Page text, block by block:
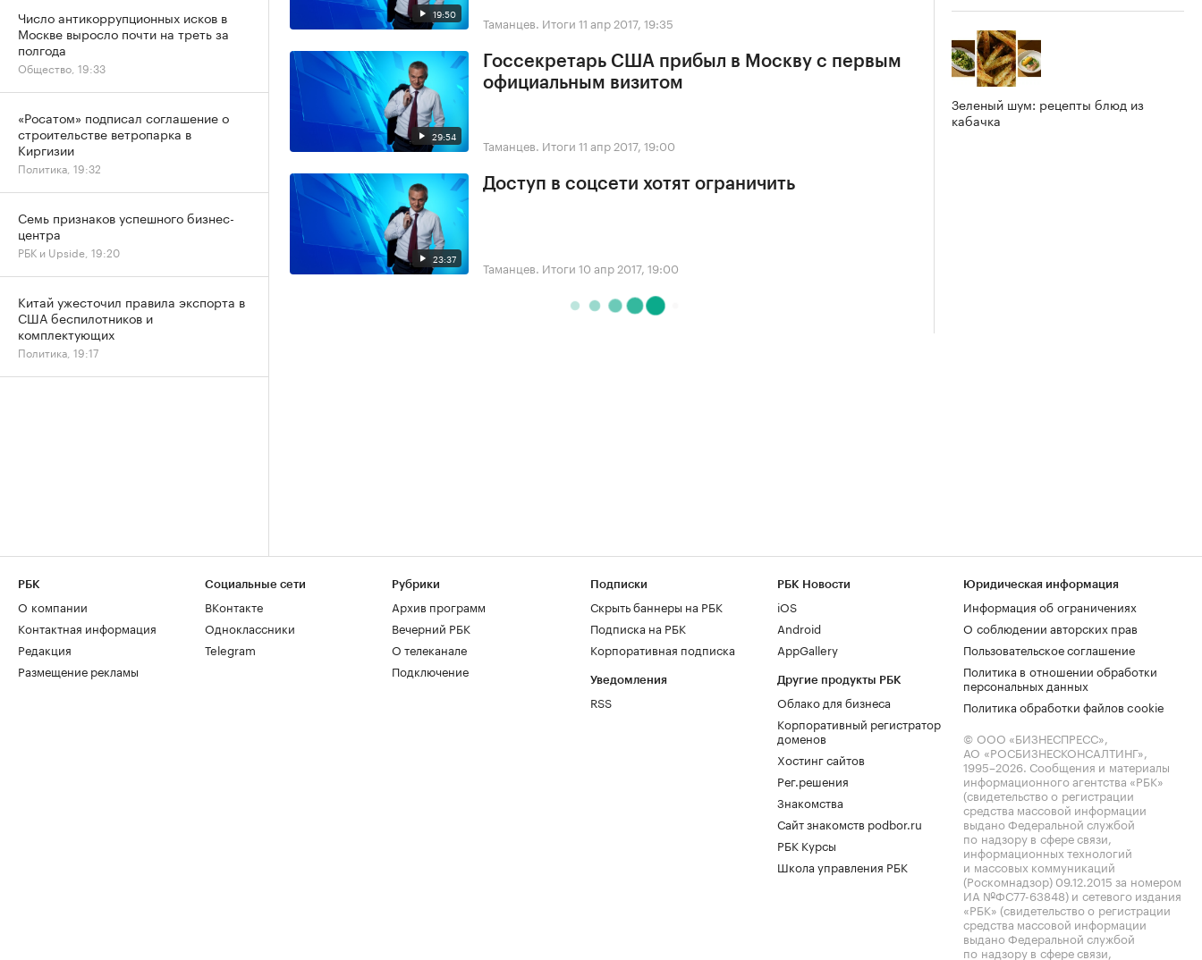
19:50 Таманцев. Итоги 11 апр 2017, 19:35
29:54
Госсекретарь США прибыл в Москву с первым
официальным визитом
Таманцев. Итоги 11 апр 2017, 19:00
23:37
Доступ в соцсети хотят ограничить
Таманцев. Итоги 10 апр 2017, 19:00
Зеленый шум: рецепты блюд из
кабачка
Число антикоррупционных исков в
Москве выросло почти на треть за
полгода
Общество, 19:33
«Росатом» подписал соглашение о
строительстве ветропарка в
Киргизии
Политика, 19:32
Семь признаков успешного бизнес-
центра
РБК и Upside, 19:20
Китай ужесточил правила экспорта в
США беспилотников и
комплектующих
Политика, 19:17
РБК
О компании
Контактная информация
Редакция
Размещение рекламы
Социальные сети
ВКонтакте
Одноклассники
Telegram
Рубрики
Архив программ
Вечерний РБК
О телеканале
Подключение
Подписки
Скрыть баннеры на РБК
Подписка на РБК
Корпоративная подписка
Уведомления
RSS
РБК Новости
iOS
Android
AppGallery
Другие продукты РБК
Облако для бизнеса
Корпоративный регистратор
доменов
Хостинг сайтов
Рег.решения
Знакомства
Сайт знакомств podbor.ru
РБК Курсы
Школа управления РБК
Юридическая информация
Информация об ограничениях
О соблюдении авторских прав
Пользовательское соглашение
Политика в отношении обработки
персональных данных
Политика обработки файлов cookie
© ООО «БИЗНЕСПРЕСС»,
АО «РОСБИЗНЕСКОНСАЛТИНГ»,
1995–2026. Сообщения и материалы
информационного агентства «РБК»
(свидетельство о регистрации
средства массовой информации
выдано Федеральной службой
по надзору в сфере связи,
информационных технологий
и массовых коммуникаций
(Роскомнадзор) 09.12.2015 за номером
ИА №ФС77-63848) и сетевого издания
«РБК» (свидетельство о регистрации
средства массовой информации
выдано Федеральной службой
по надзору в сфере связи,